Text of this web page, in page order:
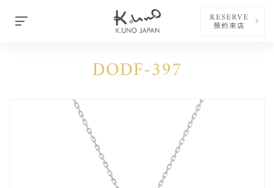
RESERVE
預約來店
DODF-397